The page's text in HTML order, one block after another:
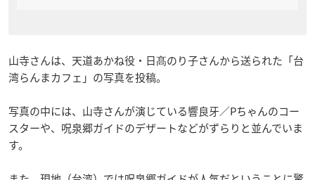
山寺さんは、天道あかね役・日髙のり子さんから送られた「台
湾らんまカフェ」の写真を投稿。
写真の中には、山寺さんが演じている響良牙／Pちゃんのコー
スターや、呪泉郷ガイドのデザートなどがずらりと並んでいま
す。